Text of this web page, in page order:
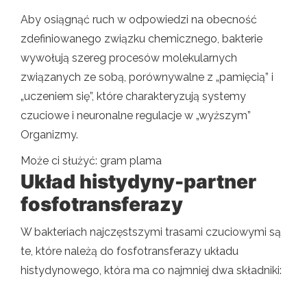
Aby osiągnąć ruch w odpowiedzi na obecność
zdefiniowanego związku chemicznego, bakterie
wywołują szereg procesów molekularnych
związanych ze sobą, porównywalne z „pamięcią” i
„uczeniem się”, które charakteryzują systemy
czuciowe i neuronalne regulacje w „wyższym”
Organizmy.
Może ci służyć: gram plama
Układ histydyny-partner
fosfotransferazy
W bakteriach najczęstszymi trasami czuciowymi są
te, które należą do fosfotransferazy układu
histydynowego, która ma co najmniej dwa składniki: